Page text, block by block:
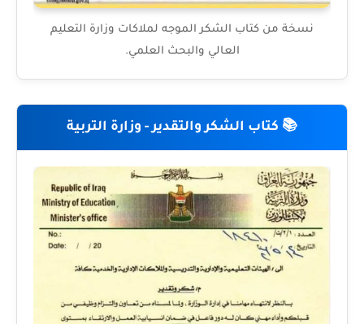
نسخة من كتاب الشكر الموجه لملاكات وزارة التعليم
العالي والبحث العلمي.
📚 كتاب الشكر والتقدير - وزارة التربية